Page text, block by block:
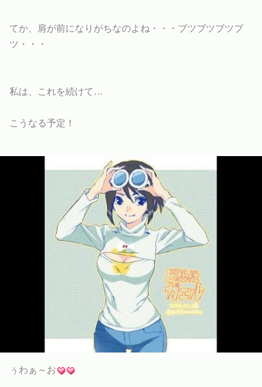
てか、肩が前になりがちなのよね・・・ブツブツブツブ
ツ・・・
私は、これを続けて…
こうなる予定！
ぅわぁ～お